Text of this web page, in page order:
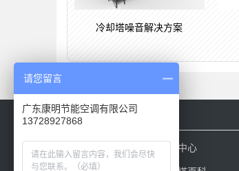
冷却塔噪音解决方案
网站导航
网站首页 产品中心
请您留言
广东康明节能空调有限公司
13728927868